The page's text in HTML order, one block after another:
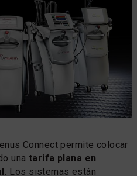
Connect permite colocar
una tarifa plana en
Los sistemas están